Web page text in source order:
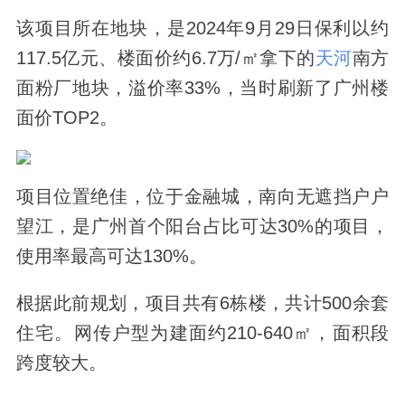
该项目所在地块，是2024年9月29日保利以约
117.5亿元、楼面价约6.7万/㎡拿下的天河南方
面粉厂地块，溢价率33%，当时刷新了广州楼
面价TOP2。
项目位置绝佳，位于金融城，南向无遮挡户户
望江，是广州首个阳台占比可达30%的项目，
使用率最高可达130%。
根据此前规划，项目共有6栋楼，共计500余套
住宅。网传户型为建面约210-640㎡，面积段
跨度较大。